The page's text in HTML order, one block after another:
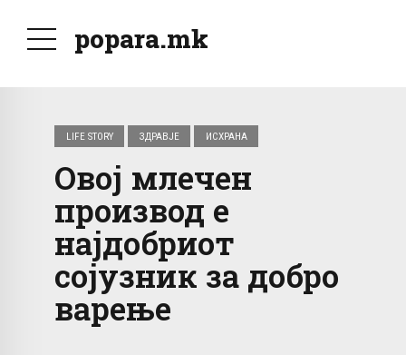
popara.mk
LIFE STORY ЗДРАВЈЕ ИСХРАНА
Овој млечен
производ е
најдобриот
сојузник за добро
варење